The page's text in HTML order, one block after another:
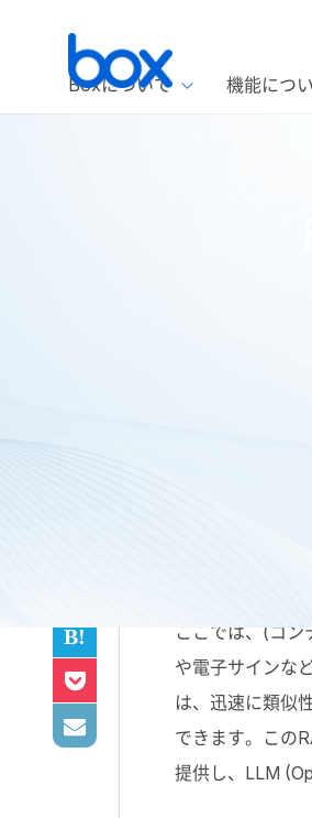
Boxについて 機能につ
ここでは、(コン
や電子サインな
は、迅速に類似
できます。この
提供し、 LLM (